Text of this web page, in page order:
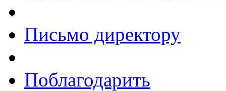
Письмо директору
Поблагодарить